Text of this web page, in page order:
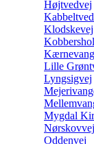
Højtvedvej
Klodskevej
Lille
Lyngsigvej
Mygdal
Nørskovvej
Oddenvej